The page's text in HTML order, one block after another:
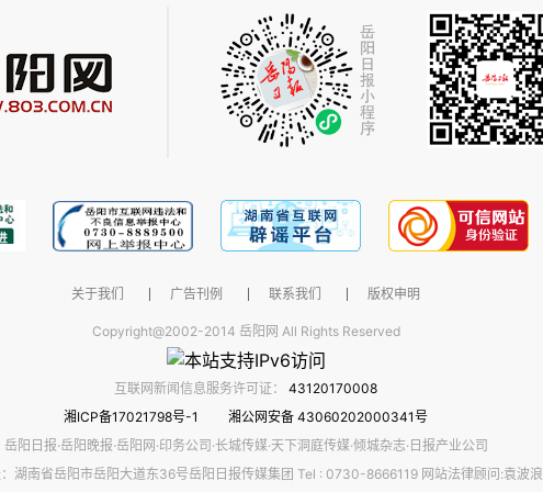
关于我们 广告刊例 联系我们 版权申明
Copyright@2002-2014 岳阳网 All Rights Reserved
互联网新闻信息服务许可证： 43120170008
湘ICP备17021798号-1
湘公网安备 43060202000341号
岳阳日报·岳阳晚报·岳阳网·印务公司·长城传媒·天下洞庭传媒·倾城杂志·日报产业公司
湖南省岳阳市岳阳大道东36号岳阳日报传媒集团 Tel : 0730-8666119 网站法律顾问:袁波浪